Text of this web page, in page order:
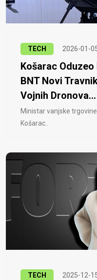
TECH 2026-01-
Košarac
BNT Novi
Vojnih Dronova...
Ministar vanjske
Košarac..
TECH 2025-12-